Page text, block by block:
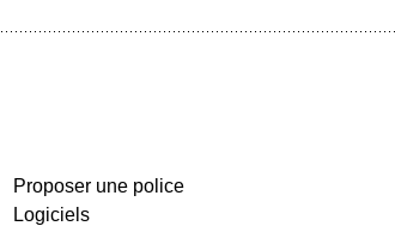
Proposer une police
Logiciels